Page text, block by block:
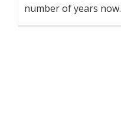
number of years now.